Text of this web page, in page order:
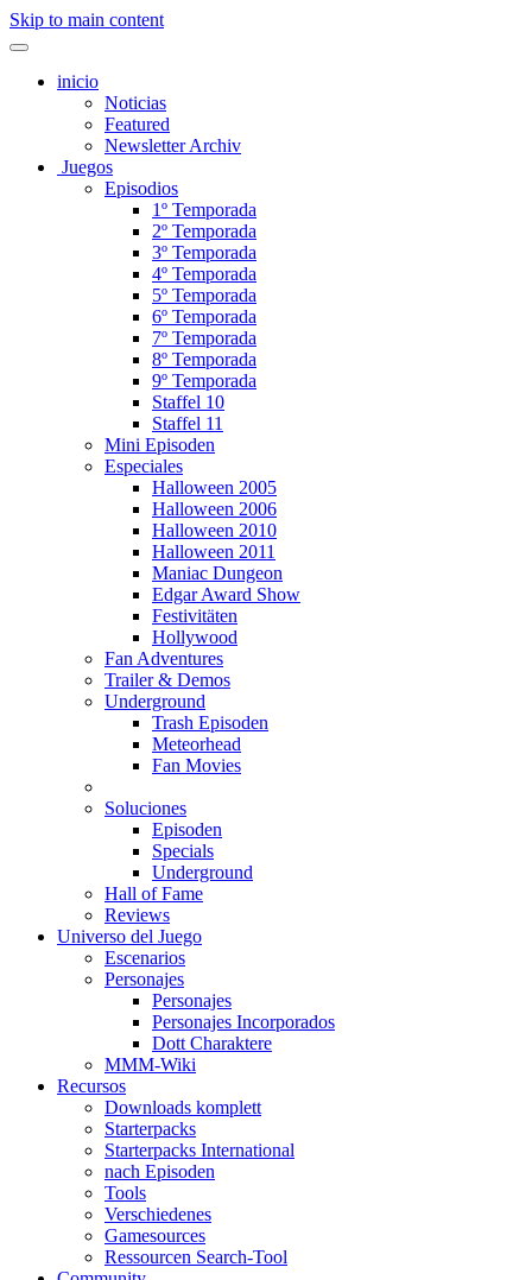
Skip to main content
inicio
Noticias
Featured
Newsletter Archiv
Juegos
Episodios
1º Temporada
2º Temporada
3º Temporada
4º Temporada
5º Temporada
6º Temporada
7º Temporada
8º Temporada
9º Temporada
Staffel 10
Staffel 11
Mini Episoden
Especiales
Halloween 2005
Halloween 2006
Halloween 2010
Halloween 2011
Maniac Dungeon
Edgar Award Show
Festivitäten
Hollywood
Fan Adventures
Trailer & Demos
Underground
Trash Episoden
Meteorhead
Fan Movies
Soluciones
Episoden
Specials
Underground
Hall of Fame
Reviews
Universo del Juego
Escenarios
Personajes
Personajes
Personajes Incorporados
Dott Charaktere
MMM-Wiki
Recursos
Downloads komplett
Starterpacks
Starterpacks International
nach Episoden
Tools
Verschiedenes
Gamesources
Ressourcen Search-Tool